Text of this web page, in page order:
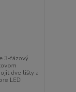
3-fázový
dve lišty a
LED